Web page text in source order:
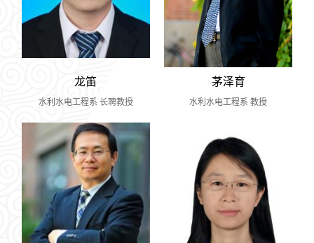
龙笛
水利水电工程系 长聘教授
茅泽育
水利水电工程系 教授